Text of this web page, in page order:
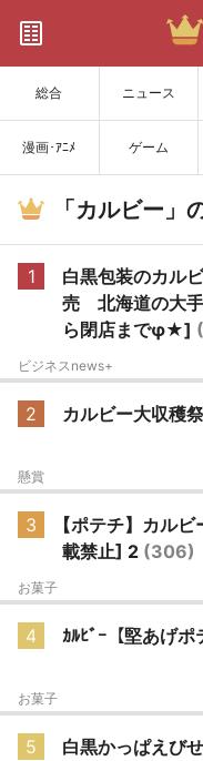
総合 ニュース
漫画･ｱﾆﾒ ゲーム
「カルビー」
1
白黒包装のカル
売 北海道の大
ら閉店までφ★]
ビジネスnews+
2 カルビー大収穫
懸賞
3
【ポテチ】カル
載禁止] 2 (306)
お菓子
4 ｶﾙﾋﾞｰ【堅あげ
お菓子
5
白黒かっぱえび